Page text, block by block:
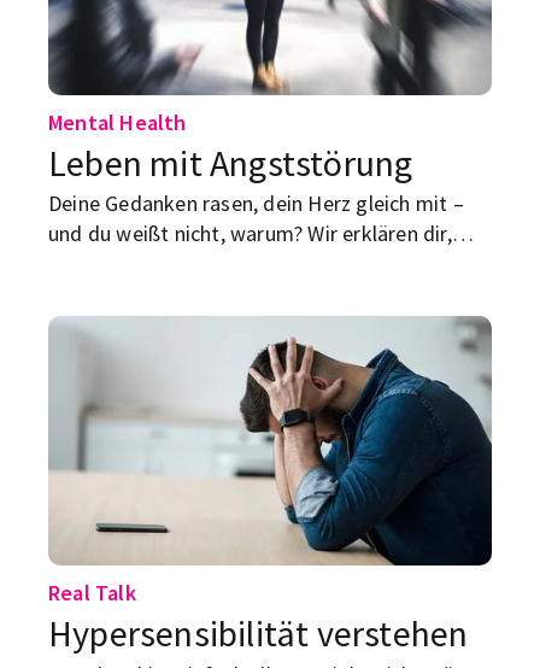
Mental Health
Leben mit Angststörung
Deine Gedanken rasen, dein Herz gleich mit –
und du weißt nicht, warum? Wir erklären dir,
Real Talk
Hypersensibilität verstehen